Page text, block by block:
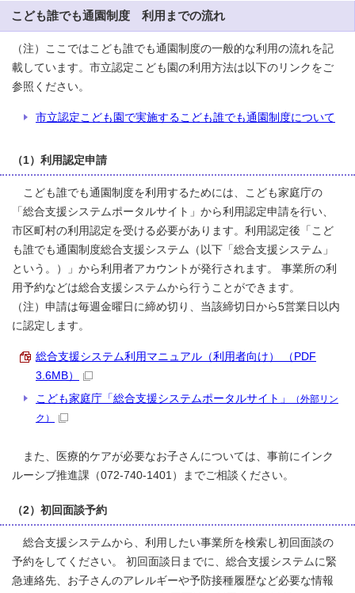
こども誰でも通園制度 利用までの流れ
（注）ここではこども誰でも通園制度の一般的な利用の流れを記
載しています。市立認定こども園の利用方法は以下のリンクをご
参照ください。
市立認定こども園で実施するこども誰でも通園制度について
（1）利用認定申請
こども誰でも通園制度を利用するためには、こども家庭庁の
「総合支援システムポータルサイト」から利用認定申請を行い、
市区町村の利用認定を受ける必要があります。利用認定後「こど
も誰でも通園制度総合支援システム（以下「総合支援システム」
という。）」から利用者アカウントが発行されます。 事業所の利
用予約などは総合支援システムから行うことができます。
（注）申請は毎週金曜日に締め切り、当該締切日から5営業日以内
に認定します。
総合支援システム利用マニュアル（利用者向け） （PDF
3.6MB）
こども家庭庁「総合支援システムポータルサイト」
（外部リン
ク）
また、医療的ケアが必要なお子さんについては、事前にインク
ルーシブ推進課（072-740-1401）までご相談ください。
（2）初回面談予約
総合支援システムから、利用したい事業所を検索し初回面談の
予約をしてください。 初回面談日までに、総合支援システムに緊
急連絡先、お子さんのアレルギーや予防接種履歴など必要な情報